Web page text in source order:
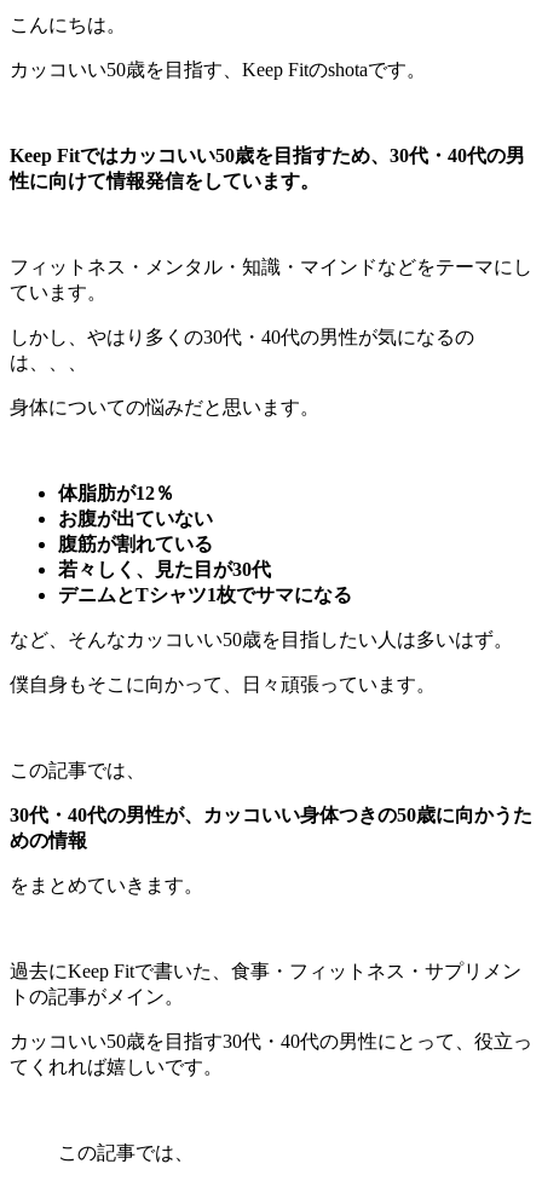
こんにちは。
カッコいい50歳を目指す、Keep Fitのshotaです。
Keep Fitではカッコいい50歳を目指すため、30代・40代の男
性に向けて情報発信をしています。
フィットネス・メンタル・知識・マインドなどをテーマにし
ています。
しかし、やはり多くの30代・40代の男性が気になるの
は、、、
身体についての悩みだと思います。
体脂肪が12％
お腹が出ていない
腹筋が割れている
若々しく、見た目が30代
デニムとTシャツ1枚でサマになる
など、そんなカッコいい50歳を目指したい人は多いはず。
僕自身もそこに向かって、日々頑張っています。
この記事では、
30代・40代の男性が、カッコいい身体つきの50歳に向かうた
めの情報
をまとめていきます。
過去にKeep Fitで書いた、食事・フィットネス・サプリメン
トの記事がメイン。
カッコいい50歳を目指す30代・40代の男性にとって、役立っ
てくれれば嬉しいです。
この記事では、